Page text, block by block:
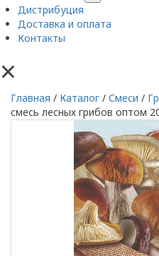
Дистрибуция
Доставка и оплата
Контакты
×
Главная / Каталог / Смеси /
смесь лесных грибов оптом